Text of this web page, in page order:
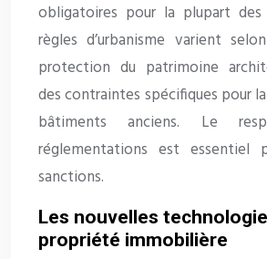
obligatoires pour la plupart
règles d’urbanisme varient
protection du patrimoine
des contraintes spécifiques pour
bâtiments anciens. Le
réglementations est essentiel
sanctions.
Les nouvelles
propriété immobilière